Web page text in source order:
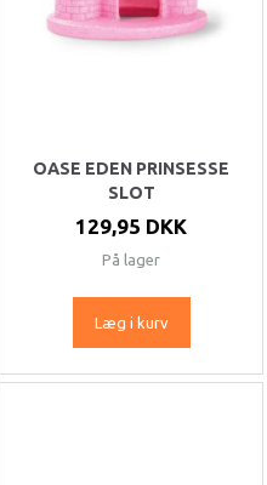
OASE EDEN PRINSESSE
SLOT
129,95 DKK
På lager
Læg i kurv